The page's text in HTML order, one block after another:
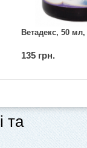
Ветадекс, 50
135 грн.
та